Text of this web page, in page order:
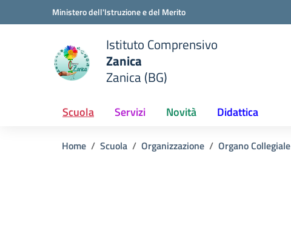
Vai ai contenuti
Vai al menu di navigazioneMinistero dell'Istruzione e del Merito
scuola
Istituto Comprensivo
Zanica
Zanica (BG)
Scuola Servizi Novità Didattica
Home Scuola Organizzazione Organo Collegiale